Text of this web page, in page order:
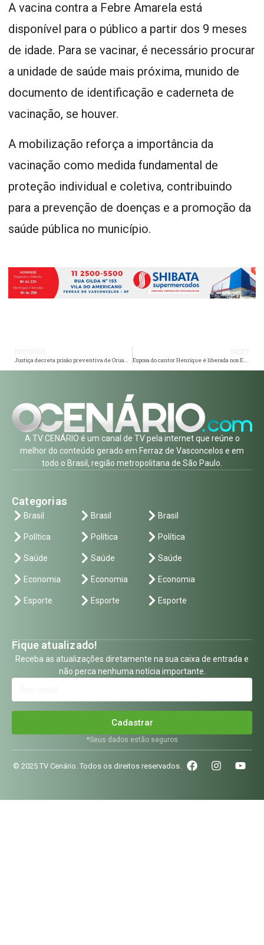
A vacina contra a Febre Amarela está
disponível para o público a partir dos 9 meses
de idade. Para se vacinar, é necessário procurar
a unidade de saúde mais próxima, munido de
documento de identificação e caderneta de
vacinação, se houver.
A mobilização reforça a importância da
vacinação como medida fundamental de
proteção individual e coletiva, contribuindo
para a prevenção de doenças e a promoção da
saúde pública no município.
Justiça decreta prisão preventiva de Oruam após STJ revogar habeas corpus Esposa do cantor Henrique é liberada nos EUA após pagar fiança em Orlando
A TV CENÁRIO é um canal de TV pela internet que reúne o
melhor do conteúdo gerado em Ferraz de Vasconcelos e em
todo o Brasil, região metropolitana de São Paulo.
Categorias
Brasil
Política
Saúde
Economia
Esporte
Brasil
Política
Saúde
Economia
Esporte
Brasil
Política
Saúde
Economia
Esporte
Fique atualizado!
Receba as atualizações diretamente na sua caixa de entrada e
não perca nenhuma notícia importante.
Cadastrar
*Seus dados estão seguros
© 2025 TV Cenário. Todos os direitos reservados.